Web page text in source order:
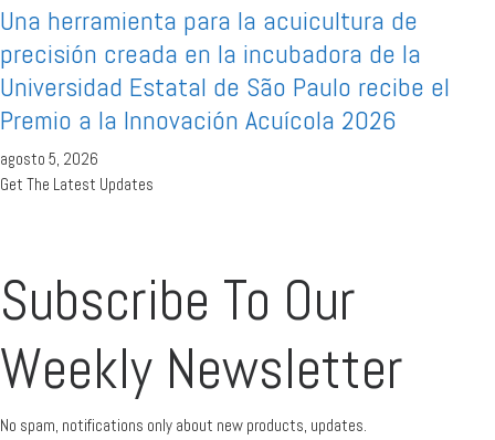
Una herramienta para la acuicultura de
precisión creada en la incubadora de la
Universidad Estatal de São Paulo recibe el
Premio a la Innovación Acuícola 2026
agosto 5, 2026
Get The Latest Updates
Subscribe To Our
Weekly Newsletter
No spam, notifications only about new products, updates.